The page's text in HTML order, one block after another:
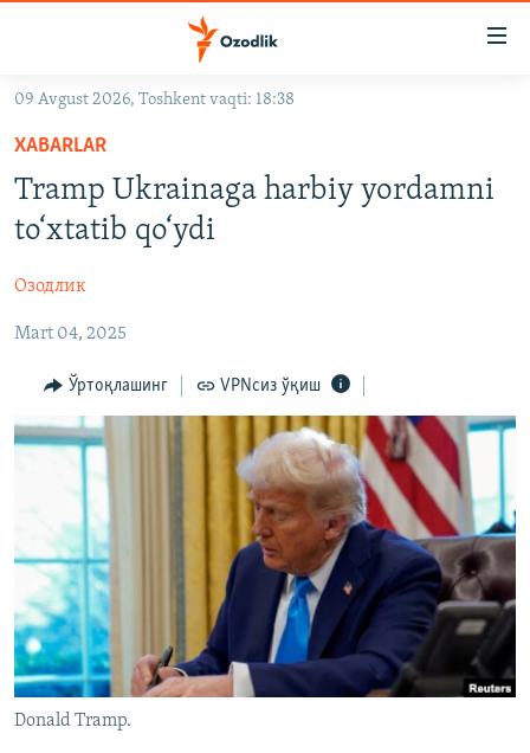
Асосий
навигацияга
ўтинг
Қидиришга
OZODARXIV
На русском
ИЖТИМОИЙ ТАРМОҚЛАР
Озодлик бошқа тилларда
09 Avgust 2026, Toshkent vaqti: 18:38
XABARLAR
Tramp Ukrainaga harbiy yordamni
to‘xtatib qo‘ydi
Озодлик
Mart 04, 2025
Ўртоқлашинг VPNсиз ўқиш
Donald Tramp.